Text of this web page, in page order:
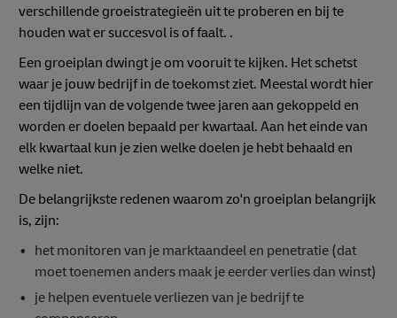
verschillende groeistrategieën uit te proberen en bij te
houden wat er succesvol is of faalt. .
Een groeiplan dwingt je om vooruit te kijken. Het schetst
waar je jouw bedrijf in de toekomst ziet. Meestal wordt hier
een tijdlijn van de volgende twee jaren aan gekoppeld en
worden er doelen bepaald per kwartaal. Aan het einde van
elk kwartaal kun je zien welke doelen je hebt behaald en
welke niet.
De belangrijkste redenen waarom zo'n groeiplan belangrijk
is, zijn:
het monitoren van je marktaandeel en penetratie (dat
moet toenemen anders maak je eerder verlies dan winst)
je helpen eventuele verliezen van je bedrijf te